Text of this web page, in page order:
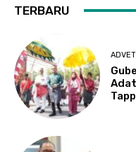
TERBARU